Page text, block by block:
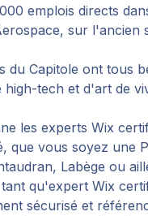
emplois directs
sur l'ancien
du Capitole ont tous
tech et d'art de
les experts Wix
que vous soyez une
Labège ou
qu'expert Wix
sécurisé et